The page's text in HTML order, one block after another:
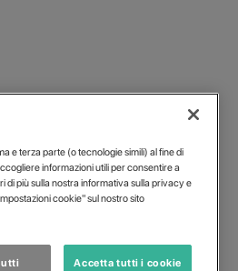
e terza parte (o tecnologie simili) al fine di
informazioni utili per consentire a
di più sulla nostra informativa sulla privacy e
cookie" sul nostro sito
Accetta tutti i cookie